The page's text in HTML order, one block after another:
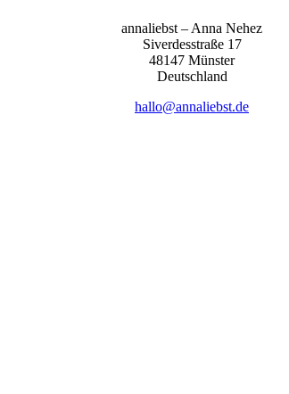
anna­liebst – Anna Nehez
Sive­r­des­stra­ße 17
48147 Müns­ter
Deutsch­land
hallo@annaliebst.de